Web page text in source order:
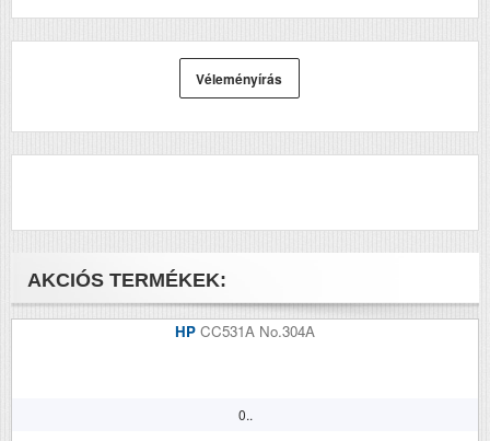
Véleményírás
AKCIÓS TERMÉKEK:
HP CC531A No.304A
0..